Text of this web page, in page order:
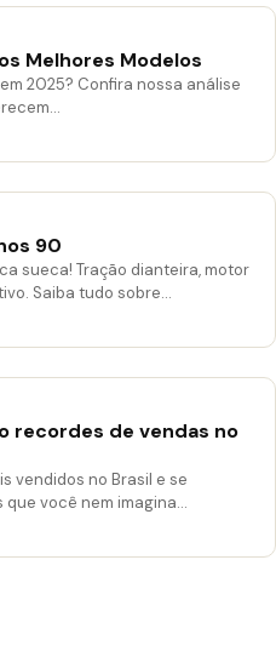
Melhores Modelos
2025? Confira nossa análise
90
sueca! Tração dianteira, motor
Saiba tudo sobre…
recordes de vendas no
vendidos no Brasil e se
você nem imagina…